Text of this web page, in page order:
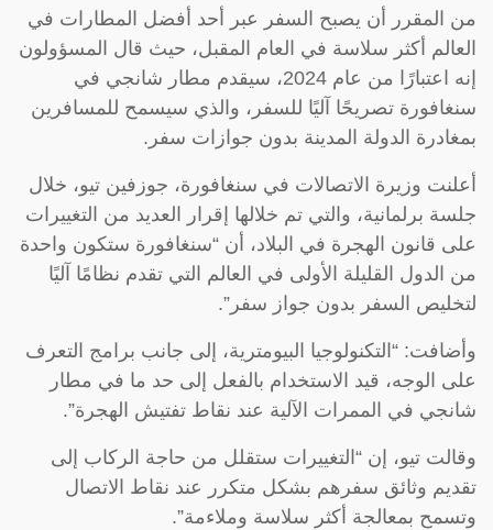
من المقرر أن يصبح السفر عبر أحد أفضل المطارات في
العالم أكثر سلاسة في العام المقبل، حيث قال المسؤولون
إنه اعتبارًا من عام 2024، سيقدم مطار شانجي في
سنغافورة تصريحًا آليًا للسفر، والذي سيسمح للمسافرين
بمغادرة الدولة المدينة بدون جوازات سفر.
أعلنت وزيرة الاتصالات في سنغافورة، جوزفين تيو، خلال
جلسة برلمانية، والتي تم خلالها إقرار العديد من التغييرات
على قانون الهجرة في البلاد، أن “سنغافورة ستكون واحدة
من الدول القليلة الأولى في العالم التي تقدم نظامًا آليًا
لتخليص السفر بدون جواز سفر”.
وأضافت: “التكنولوجيا البيومترية، إلى جانب برامج التعرف
على الوجه، قيد الاستخدام بالفعل إلى حد ما في مطار
شانجي في الممرات الآلية عند نقاط تفتيش الهجرة”.
وقالت تيو، إن “التغييرات ستقلل من حاجة الركاب إلى
تقديم وثائق سفرهم بشكل متكرر عند نقاط الاتصال
وتسمح بمعالجة أكثر سلاسة وملاءمة”.